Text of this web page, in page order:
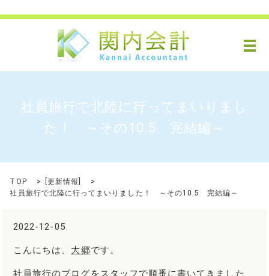
メ
社員旅行で北陸に行ってまいりまし
た！ ～その10.5 完結編～
TOP 更新情報
社員旅行で北陸に行ってまいりました！ ～その10.5 完結編～
2022-12-05
こんにちは、 大郷です。